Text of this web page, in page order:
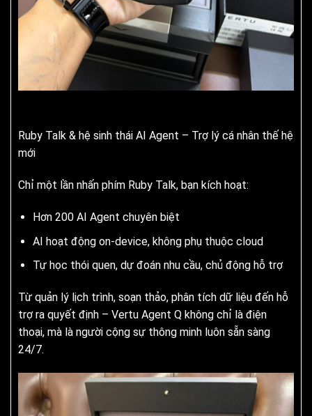
Ruby Talk & hệ sinh thái AI Agent – Trợ lý cá nhân thế hệ
mới
Chỉ một lần nhấn phím Ruby Talk, bạn kích hoạt:
Hơn 200 AI Agent chuyên biệt
AI hoạt động on-device, không phụ thuộc cloud
Tự học thói quen, dự đoán nhu cầu, chủ động hỗ trợ
Từ quản lý lịch trình, soạn thảo, phân tích dữ liệu đến hỗ
trợ ra quyết định – Vertu Agent Q không chỉ là điện
thoại, mà là người cộng sự thông minh luôn sẵn sàng
24/7.